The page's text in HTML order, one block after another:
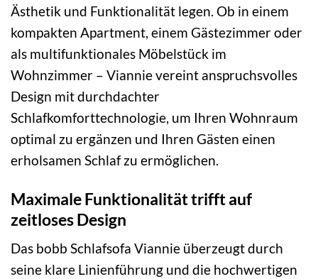
Ästhetik und Funktionalität legen. Ob in einem
kompakten Apartment, einem Gästezimmer oder
als multifunktionales Möbelstück im
Wohnzimmer – Viannie vereint anspruchsvolles
Design mit durchdachter
Schlafkomforttechnologie, um Ihren Wohnraum
optimal zu ergänzen und Ihren Gästen einen
erholsamen Schlaf zu ermöglichen.
Maximale Funktionalität trifft auf
zeitloses Design
Das bobb Schlafsofa Viannie überzeugt durch
seine klare Linienführung und die hochwertigen